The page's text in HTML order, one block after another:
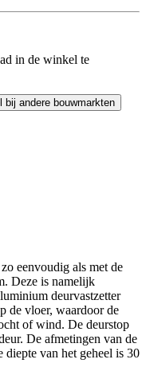
in de winkel te
bij andere bouwmarkten
eenvoudig als met de
Deze is namelijk
deurvastzetter
de vloer, waardoor de
of wind. De deurstop
De afmetingen van de
van het geheel is 30